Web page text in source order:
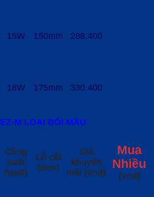
15W 150mm 288.400
18W 175mm 330.400
EZ-M LOẠI ĐỔI MÀU
Công
suất
(watt)
Lỗ cắt
(mm)
Giá
khuyến
mãi (vnđ)
Mua
Nhiều
(vnđ)